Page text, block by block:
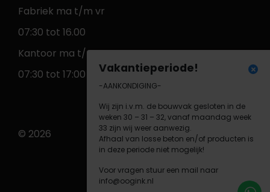
Fabriek ma t/m vr
07:30 tot 16.00
Kantoor ma t/m vr
07:30 tot 17:00
© 2026
Vakantieperiode!
-AANKONDIGING-
Wij zijn i.v.m. de bouwvak gesloten in de
weken 30 – 31 – 32, vanaf maandag week
33 zijn wij weer aanwezig.
Afhaal van losse beton en/of producten is
in deze periode niet mogelijk!
Voor vragen stuur een mail naar
info@oogink.nl